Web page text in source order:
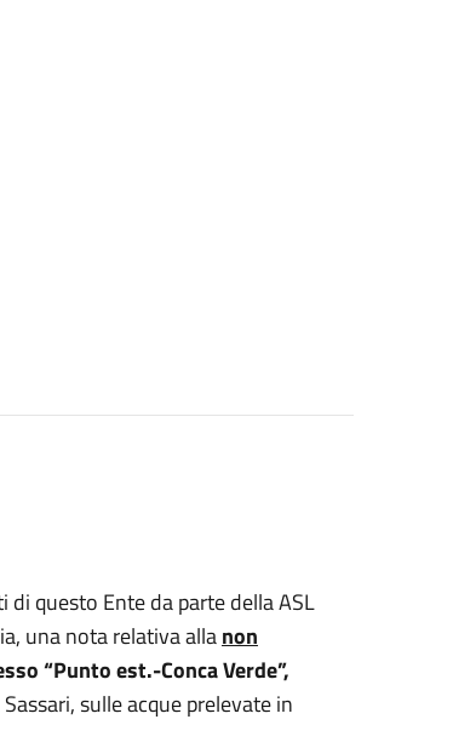
questo Ente da parte della ASL
una nota relativa allanon
“Punto est.-Conca Verde”,
sulle acque prelevate in